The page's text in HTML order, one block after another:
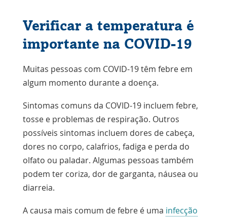
Verificar a temperatura é
importante na COVID-19
Muitas pessoas com COVID-19 têm febre em
algum momento durante a doença.
Sintomas comuns da COVID-19 incluem febre,
tosse e problemas de respiração. Outros
possíveis sintomas incluem dores de cabeça,
dores no corpo, calafrios, fadiga e perda do
olfato ou paladar. Algumas pessoas também
podem ter coriza, dor de garganta, náusea ou
diarreia.
A causa mais comum de febre é uma infecção